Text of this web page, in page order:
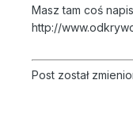
Masz tam coś
http://
Post został